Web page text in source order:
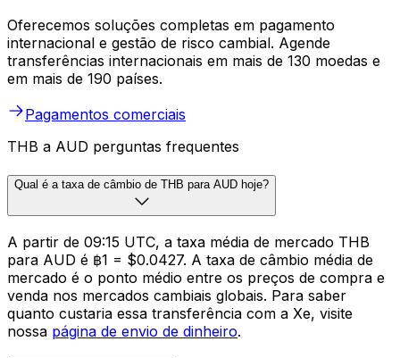
Oferecemos soluções completas em pagamento
internacional e gestão de risco cambial. Agende
transferências internacionais em mais de 130 moedas e
em mais de 190 países.
Pagamentos comerciais
THB a AUD perguntas frequentes
Qual é a taxa de câmbio de THB para AUD hoje?
A partir de 09:15 UTC, a taxa média de mercado THB
para AUD é ฿1 = $0.0427. A taxa de câmbio média de
mercado é o ponto médio entre os preços de compra e
venda nos mercados cambiais globais. Para saber
quanto custaria essa transferência com a Xe, visite
nossa página de envio de dinheiro.